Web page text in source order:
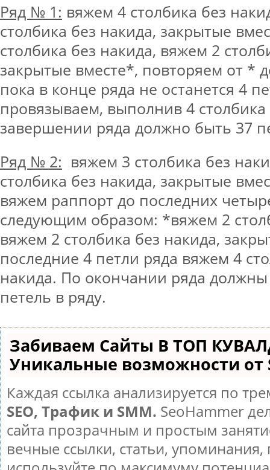
Ряд № 1: вяжем 4 столбика без
столбика без накида, закрытые
столбика без накида, вяжем 2
закрытые вместе*, повторяем от *
пока в конце ряда не останется 4
провязываем, выполнив 4
завершении ряда должно быть 37
Ряд № 2: вяжем 3 столбика без
столбика без накида, закрытые
вяжем раппорт до последних
следующим образом: *вяжем 2
вяжем 2 столбика без накида,
последние 4 петли ряда вяжем 4
накида. По окончании ряда
петель в ряду.
Забиваем Сайты В ТОП
Уникальные возможности от
Каждая ссылка анализируется по
SEO, Трафик и SMM. SeoHammer
сайта прозрачным и простым
вечные ссылки, статьи, упоминания,